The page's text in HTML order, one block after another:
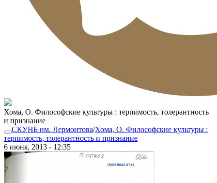
Хома, О. Философские культуры : терпимость, толерантность
и признание
СКУНБ им. Лермонтова/Хома, О. Философские культуры :
терпимость, толерантность и признание
6 июня, 2013 - 12:35